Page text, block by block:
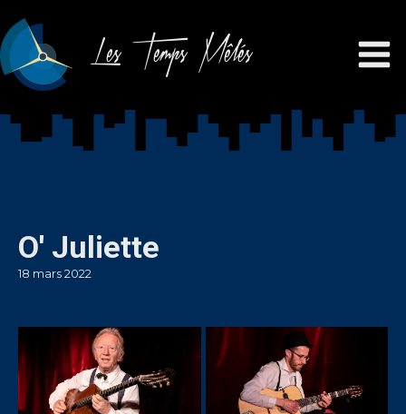
Les Temps Mêlés
O' Juliette
18 mars 2022